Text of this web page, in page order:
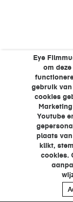
Eye
om
gebruik
cookies
Youtube
plaats
klikt,
cookies.